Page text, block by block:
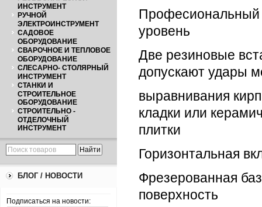
ИНСТРУМЕНТ
РУЧНОЙ
ЭЛЕКТРОИНСТРУМЕНТ
САДОВОЕ
ОБОРУДОВАНИЕ
СВАРОЧНОЕ И ТЕПЛОВОЕ
ОБОРУДОВАНИЕ
СЛЕСАРНО- СТОЛЯРНЫЙ
ИНСТРУМЕНТ
СТАНКИ И
СТРОИТЕЛЬНОЕ
ОБОРУДОВАНИЕ
СТРОИТЕЛЬНО -
ОТДЕЛОЧНЫЙ
ИНСТРУМЕНТ
БЛОГ / НОВОСТИ
Подписаться на новости:
Професиональный
уровень
Две резиновые
допускают удары
выравнивания
кладки или
плитки
Горизонтальная
Фрезерованная
поверхность